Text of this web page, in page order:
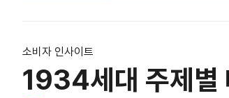
소비자 인사이트
1934세대 주제별